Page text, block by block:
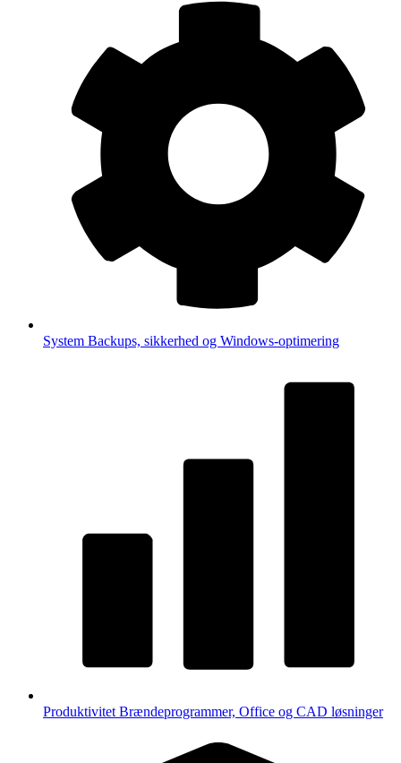
System Backups, sikkerhed og Windows-optimering
Produktivitet Brændeprogrammer, Office og CAD løsninger